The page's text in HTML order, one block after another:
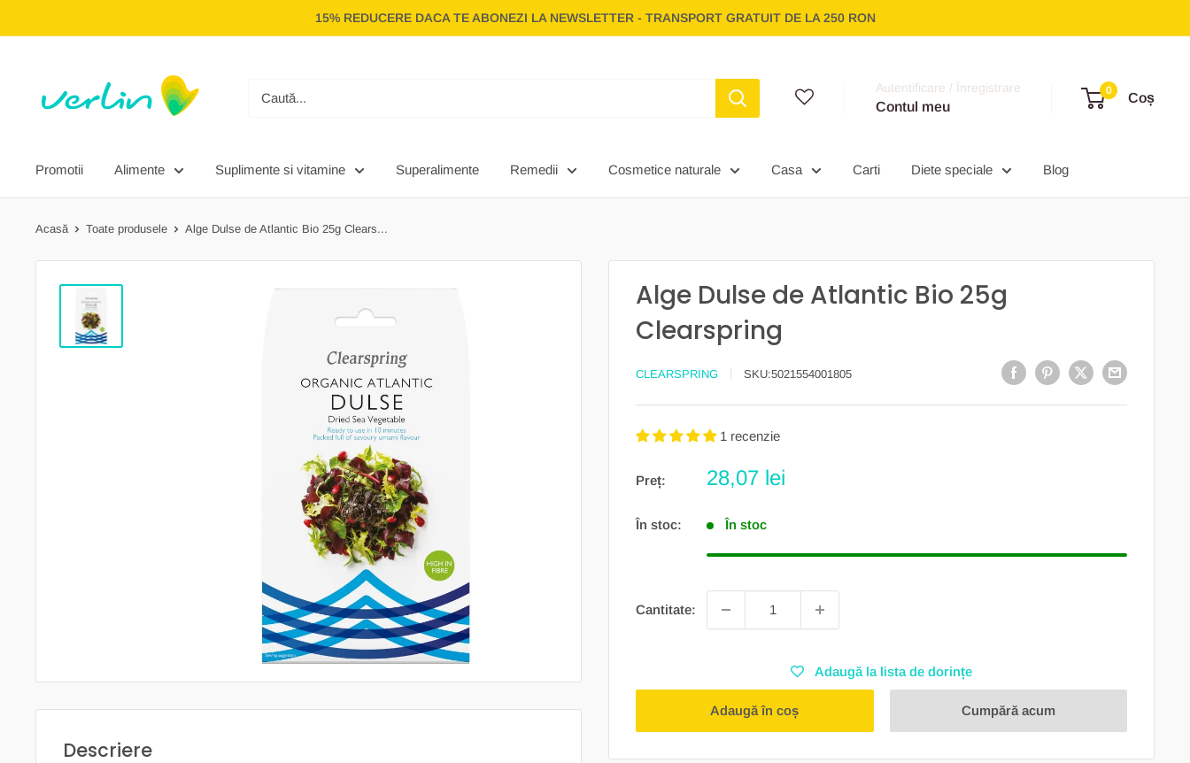
la
15% REDUCERE DACA TE ABONEZI LA NEWSLETTER - TRANSPORT GRATUIT DE LA 250 RON
Autentificare / Înregistrare
Contul meu
0
Coș
Promotii Alimente Suplimente si vitamine Superalimente Remedii Cosmetice naturale Casa Carti Diete speciale Blog
Acasă Toate produsele Alge Dulse de Atlantic Bio 25g Clears...
Alge Dulse de Atlantic Bio 25g
Clearspring
CLEARSPRING SKU:5021554001805
1 recenzie
Preț:
Preț
28,07 lei
În stoc: În stoc
Cantitate:
Adaugă la lista de dorințe
Adaugă în coș Cumpără acum
Descriere